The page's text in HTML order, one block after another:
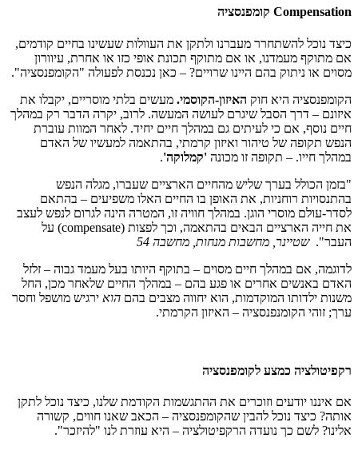
Compensation קומפנסציה
כיצד נוכל להשתחרר מעברנו ולתקן את העוולות שעשינו בחיים קודמים,
אם מתוקף מעמדנו, או אם מתוקף תכונת אופי כזו או אחרת, עיוורון
מסוים או ניתוק בהם היינו שרויים? – כאן נכנסת לפעולה "הקומפנסציה".
הקומפנסציה היא חוק האיזון-הקוסמי. מעשים בלתי מוסריים, יקבלו את
איזונם – דרך הסבל שיגרם לעושה המעשה. לרוב, יקרה הדבר רק במהלך
חיים נוסף, אם כי לעיתים גם במהלך חיים יחיד. לאחר המוות עוברת
הנפש תקופה של טיהור ואיזון קרמתי, בהתאמה למעשיו של האדם
במהלך חייו. – תקופה זו מכונה 'קמלוקה'.
"בזמן הכולל בערך שליש מהחיים הארציים שעברו, מגלה הנפש
בהתנסויות רוחניות, את האופן בו החיים האלו משפיעים – בהתאם
לסדר-עולם מוסרי הוגן. במהלך חוויה זו, המטרה הינה לגרום לנפש לעצב
את חייה הארציים הבאים בהתאמה, וכך לפצות (compensate) על
העבר". שטיינר, מחשבות מנחות, מחשבה 54
לדוגמה, אם במהלך חיים מסוים – בתוקף היותו בעל מעמד גבוה – זלזל
האדם באנשים אחרים או פגע בהם – במהלך החיים שלאחר מכן, החל
משנות ילדותו המוקדמות, הוא יחווה מצבים בהם הוא ירגיש מושפל וחסר
ערך; זוהי הקומנפנסציה – האיזון הקרמתי.
רקפיטולציה כמצע לקומפנסציה
אם איננו יודעים וזוכרים את ההתגשמות הקודמת שלנו, כיצד נוכל לתקן
אותה? כיצד נוכל להבין שהקומפנסציה – הכאב שאנו חווים, קשורה
אלינו? לשם כך נועדה הרקפיטולציה – היא עוזרת לנו "להיזכר".